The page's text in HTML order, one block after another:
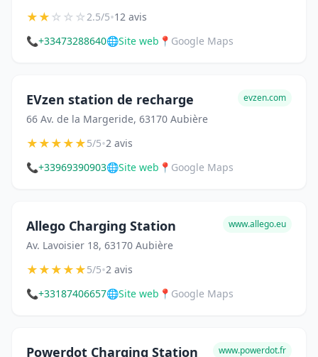
★★☆☆☆2.5/5•12 avis
📞+33473288640🌐Site web 📍 Google Maps
EVzen station de recharge
66 Av. de la Margeride, 63170 Aubière
evzen.com
★★★★★5/5•2 avis
📞+33969390903🌐Site web 📍 Google Maps
Allego Charging Station
Av. Lavoisier 18, 63170 Aubière
www.allego.eu
★★★★★5/5•2 avis
📞+33187406657🌐Site web 📍 Google Maps
Powerdot Charging Station www.powerdot.fr